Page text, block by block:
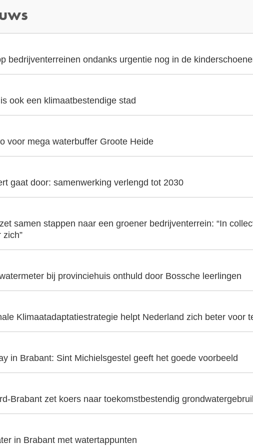
bedrijventerreinen ondanks urgentie nog in de
ook een klimaatbestendige stad
voor mega waterbuffer Groote Heide
gaat door: samenwerking verlengd tot 2030
samen stappen naar een groener bedrijventerrein: “In
zich”
bij provinciehuis onthuld door Bossche leerlingen
Klimaatadaptatiestrategie helpt Nederland zich beter voor
in Brabant: Sint Michielsgestel geeft het goede voorbeeld
Brabant zet koers naar toekomstbestendig
in Brabant met watertappunten